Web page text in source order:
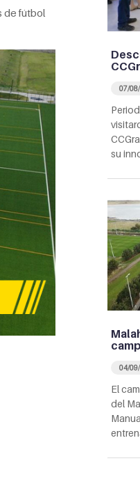
07/
su
04/
El
del
de fútbol